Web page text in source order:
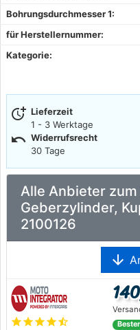
Bohrungsdurchmesser 1:
für Herstellernummer:
Kategorie:
more_time Lieferzeit
1 - 3 Werktage
undo Widerrufsrecht
30 Tage
Alle Anbieter
Geberzylinder,
2100126
arrow_downward
starstarstarstarstar_half